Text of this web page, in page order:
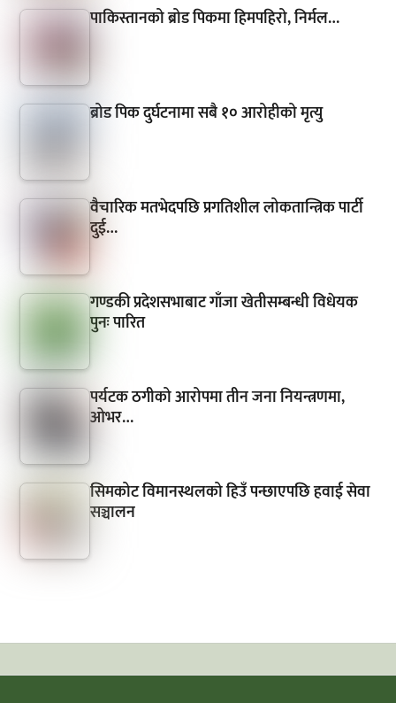
पाकिस्तानको ब्रोड पिकमा हिमपहिरो, निर्मल…
ब्रोड पिक दुर्घटनामा सबै १० आरोहीको मृत्यु
वैचारिक मतभेदपछि प्रगतिशील लोकतान्त्रिक पार्टी
दुई…
गण्डकी प्रदेशसभाबाट गाँजा खेतीसम्बन्धी विधेयक
पुनः पारित
पर्यटक ठगीको आरोपमा तीन जना नियन्त्रणमा,
ओभर…
सिमकोट विमानस्थलको हिउँ पन्छाएपछि हवाई सेवा
सञ्चालन